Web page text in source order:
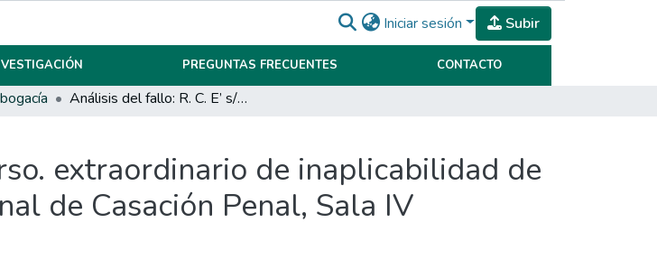
Iniciar sesión Subir
PREGUNTAS FRECUENTES CONTACTO
Análisis del fallo: R. C. E’ s/ recurso. extraordinario de inaplicabilidad de ley en causa N° 63.006 del Tribunal de Casación Penal, Sala IV
extraordinario de inaplicabilidad de
de Casación Penal, Sala IV